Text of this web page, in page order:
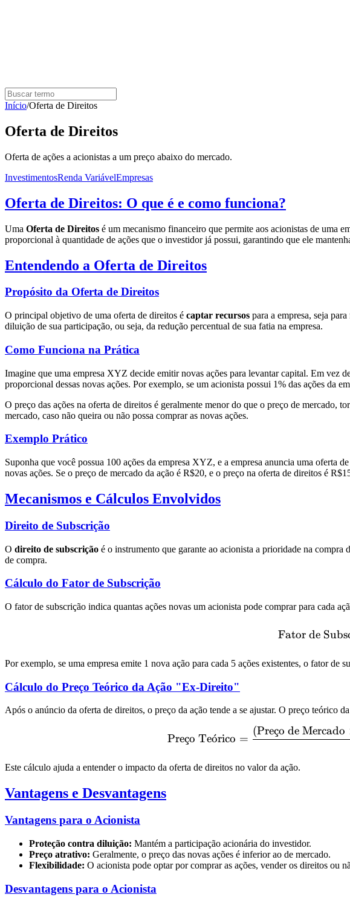
Início/Oferta de Direitos
Oferta de Direitos
Oferta de ações a acionistas a um preço abaixo do mercado.
InvestimentosRenda VariávelEmpresas
Oferta de Direitos: O que é e como funciona?
Uma Oferta de Direitos é um mecanismo financeiro que permite aos acionistas de uma
proporcional à quantidade de ações que o investidor já possui, garantindo que ele
Entendendo a Oferta de Direitos
Propósito da Oferta de Direitos
O principal objetivo de uma oferta de direitos é captar recursos para a empresa, seja
diluição de sua participação, ou seja, da redução percentual de sua fatia na empresa.
Como Funciona na Prática
Imagine que uma empresa XYZ decide emitir novas ações para levantar capital. Em vez
proporcional dessas novas ações. Por exemplo, se um acionista possui 1% das ações da
O preço das ações na oferta de direitos é geralmente menor do que o preço de mercado,
mercado, caso não queira ou não possa comprar as novas ações.
Exemplo Prático
Suponha que você possua 100 ações da empresa XYZ, e a empresa anuncia uma oferta
novas ações. Se o preço de mercado da ação é R$20, e o preço na oferta de direitos é
Mecanismos e Cálculos Envolvidos
Direito de Subscrição
O direito de subscrição é o instrumento que garante ao acionista a prioridade na
de compra.
Cálculo do Fator de Subscrição
O fator de subscrição indica quantas ações novas um acionista pode comprar para cada
Fator de
Por exemplo, se uma empresa emite 1 nova ação para cada 5 ações existentes, o fator de
Cálculo do Preço Teórico da Ação "Ex-Direito"
Após o anúncio da oferta de direitos, o preço da ação tende a se ajustar. O preço teórico
Prec
¸o Teo
ˊrico =
(Prec
¸o de Mercado
Este cálculo ajuda a entender o impacto da oferta de direitos no valor da ação.
Vantagens e Desvantagens
Vantagens para o Acionista
Proteção contra diluição: Mantém a participação acionária do investidor.
Preço atrativo: Geralmente, o preço das novas ações é inferior ao de mercado.
Flexibilidade: O acionista pode optar por comprar as ações, vender os direitos ou
Desvantagens para o Acionista